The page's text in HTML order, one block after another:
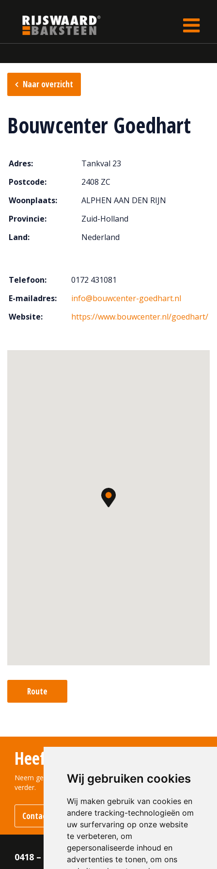
Wij gebruiken cookies
Wij maken gebruik van cookies en
andere tracking-technologieën om
uw surfervaring op onze website
te verbeteren, om
gepersonaliseerde inhoud en
advertenties te tonen, om ons
Naar overzicht
Bouwcenter Goedhart
Adres:
Tankval 23
Postcode:
2408 ZC
Woonplaats:
ALPHEN AAN DEN RIJN
Provincie:
Zuid-Holland
Land:
Nederland
Telefoon:
0172 431081
E-mailadres:
info@bouwcenter-goedhart.nl
Website:
https://www.bouwcenter.nl/goedhart/
Route
Heeft u vragen?
Neem gerust contact met ons op! We helpen u graag
verder.
Contact opnemen
0418 – 55 22 21